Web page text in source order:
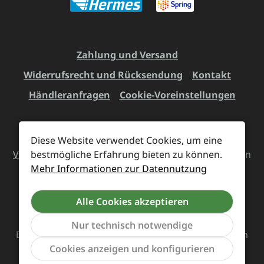
Zahlung und Versand
Widerrufsrecht und Rücksendung
Kontakt
Händleranfragen
Cookie-Voreinstellungen
Alle Preise inkl. gesetzl. Mehrwertsteuer zzgl.
Versandkostenund ggf. Nachnahmegebühren, wenn
nicht anders angegeben.
Vertrag widerrufen
Das Team von Supreme Chaos Records rockt diesen
Laden für euch.
Diese Website verwendet Cookies, um eine
bestmögliche Erfahrung bieten zu können.
Mehr Informationen zur Datennutzung
Alle Cookies akzeptieren
Nur technisch notwendige
Cookies anzeigen und konfigurieren